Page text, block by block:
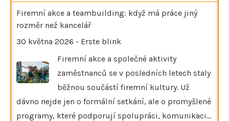
Firemní akce a teambuilding: když má práce jiný
rozměr než kancelář
30 května 2026 - Erste blink
Firemní akce a společné aktivity
zaměstnanců se v posledních letech staly
běžnou součástí firemní kultury. Už
dávno nejde jen o formální setkání, ale o promyšlené
programy, které podporují spolupráci, komunikaci…